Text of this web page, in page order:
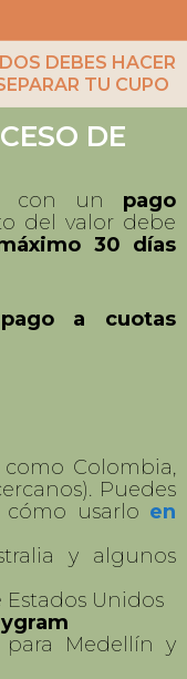
de 45 días al
para
DEBES HACER
TU CUPO
DE
con unpago
del valor debe
Colombia,
Puedes
usarlo